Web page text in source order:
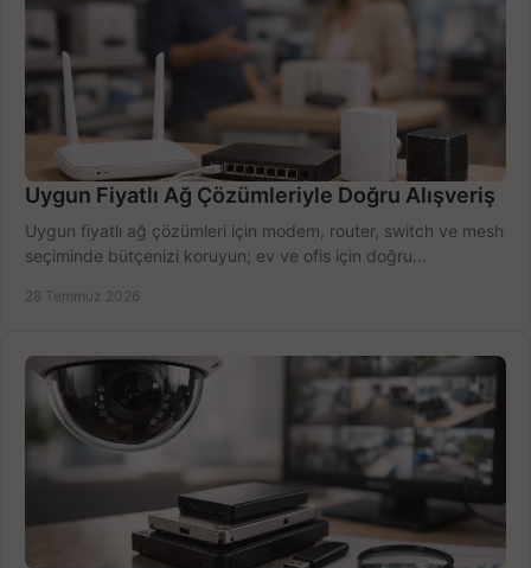
Uygun Fiyatlı Ağ Çözümleriyle Doğru Alışveriş
Uygun fiyatlı ağ çözümleri için modem, router, switch ve mesh
seçiminde bütçenizi koruyun; ev ve ofis için doğru
28 Temmuz 2026